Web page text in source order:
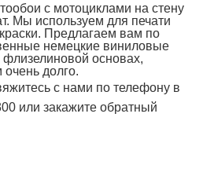
с мотоциклами на стену
Мы используем для печати
Предлагаем вам по
немецкие виниловые
основах,
долго.
с нами по телефону в
или закажите обратный